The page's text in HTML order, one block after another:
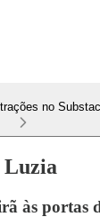
no
Luzia
às portas